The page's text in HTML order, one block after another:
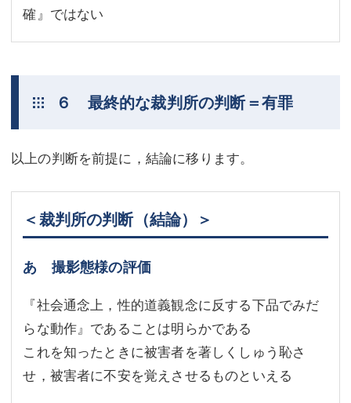
確』ではない
６ 最終的な裁判所の判断＝有罪
以上の判断を前提に，結論に移ります。
＜裁判所の判断（結論）＞
あ 撮影態様の評価
『社会通念上，性的道義観念に反する下品でみだ
らな動作』であることは明らかである
これを知ったときに被害者を著しくしゅう恥さ
せ，被害者に不安を覚えさせるものといえる